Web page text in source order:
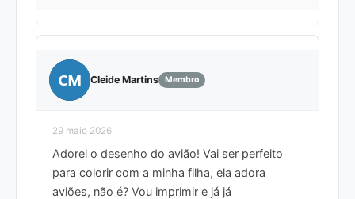
CM Cleide Martins Membro
29 maio 2026
Adorei o desenho do avião! Vai ser perfeito
para colorir com a minha filha, ela adora
aviões, não é? Vou imprimir e já já